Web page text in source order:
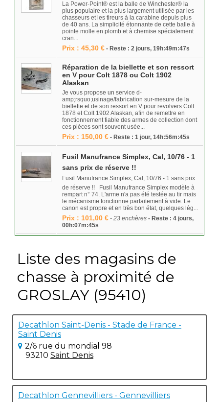
La Power-Point® est la balle de Winchester® la
plus populaire et la plus largement utilisée par les
chasseurs et les tireurs à la carabine depuis plus
de 40 ans. La simplicité étonnante de cette balle à
pointe molle en plomb et à chemise spécialement
cran...
Prix : 45,30 € - Reste : 2 jours, 19h:49m:47s
Réparation de la biellette et son ressort
en V pour Colt 1878 ou Colt 1902
Alaskan
Je vous propose un service d-
amp;rsquo;usinage/fabrication sur-mesure de la
biellette et de son ressort en V pour revolvers Colt
1878 et Colt 1902 Alaskan, afin de remettre en
fonctionnement fiable des armes de collection dont
ces pièces sont souvent usée...
Prix : 150,00 € - Reste : 1 jour, 14h:56m:45s
Fusil Manufrance Simplex, Cal, 10/76 - 1
sans prix de réserve !!
Fusil Manufrance Simplex, Cal, 10/76 - 1 sans prix
de réserve !! Fusil Manufrance Simplex modèle à
rempart n° 74. L'arme n'a pas été testée au tir mais
le mécanisme fonctionne parfaitement à vide. Le
canon est propre et en très bon état, quelques lég...
Prix : 101,00 € - 23 enchères - Reste : 4 jours,
00h:07m:45s
Liste des magasins de
chasse à proximité de
GROSLAY (95410)
Decathlon Saint-Denis - Stade de France -
Saint Denis
2/6 rue du mondial 98
93210 Saint Denis
Decathlon Gennevilliers - Gennevilliers